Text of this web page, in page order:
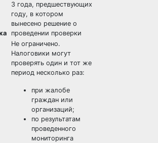
3 года, предшествующих
году, в котором
вынесено решение о
проведении проверки
Не ограничено.
Налоговики могут
проверять один и тот же
период несколько раз:
при жалобе
граждан или
организаций;
по результатам
проведенного
мониторинга